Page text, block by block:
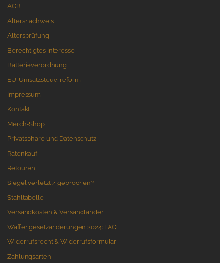
AGB
Altersnachweis
Altersprüfung
Berechtigtes Interesse
Batterieverordnung
EU-Umsatzsteuerreform
Impressum
Kontakt
Merch-Shop
Privatsphäre und Datenschutz
Ratenkauf
Retouren
Siegel verletzt / gebrochen?
Stahltabelle
Versandkosten & Versandländer
Waffengesetzänderungen 2024: FAQ
Widerrufsrecht & Widerrufsformular
Zahlungsarten